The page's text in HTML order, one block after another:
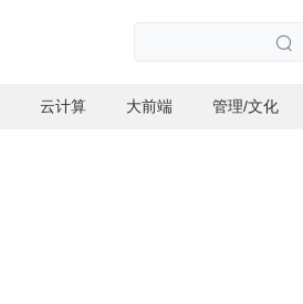

云计算 大前端 管理/文化